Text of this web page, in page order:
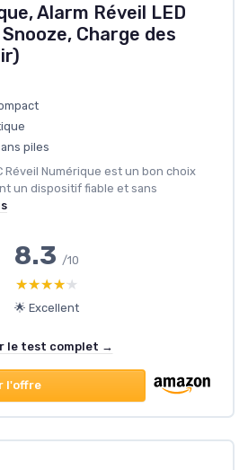
Alarm Réveil LED
Charge des
piles
Réveil Numérique est un bon choix
un dispositif fiable et sans
8.3 /10
★★★★★
★★★★★
🌟 Excellent
le test complet →
l'offre